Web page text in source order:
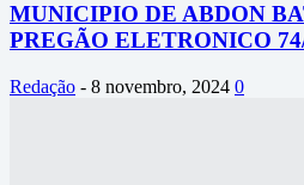
MUNICIPIO DE ABDON
PREGÃO ELETRONICO
Redação - 8 novembro, 2024 0